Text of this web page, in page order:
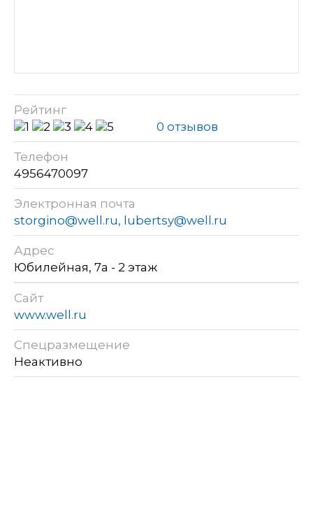
Рейтинг
0 отзывов
Телефон
4956470097
Электронная почта
storgino@well.ru, lubertsy@well.ru
Адрес
Юбилейная, 7а - 2 этаж
Сайт
www.well.ru
Спецразмещение
Неактивно